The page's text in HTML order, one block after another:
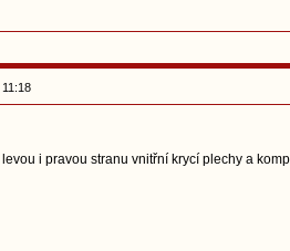
i pravou stranu vnitřní krycí plechy a